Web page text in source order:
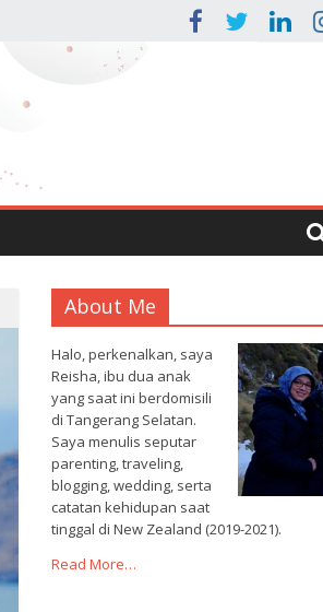
About Me
Halo, perkenalkan, saya
Reisha, ibu dua anak
yang saat ini berdomisili
di Tangerang Selatan.
Saya menulis seputar
parenting, traveling,
blogging, wedding, serta
catatan kehidupan saat
tinggal di New Zealand (2019-2021).
Read More…